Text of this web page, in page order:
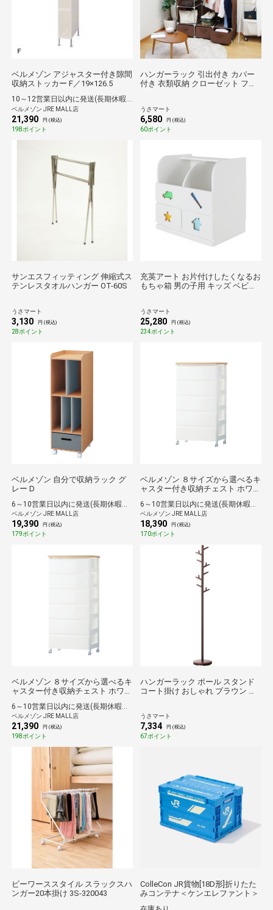
ベルメゾン アジャスター付き隙間
収納ストッカー F／19×126.5
10～12営業日以内に発送(長期休暇除く)
ベルメゾン JRE MALL店
21,390 円 (税込)
198ポイント
ハンガーラック 引出付き カバー
付き 衣類収納 クローゼット フク
うさマート
6,580 円 (税込)
60ポイント
サンエスフィッティング 伸縮式ス
テンレスタオルハンガー OT-60S
うさマート
3,130 円 (税込)
28ポイント
充英アート お片付けしたくなるお
もちゃ箱 男の子用 キッズ ベビー
うさマート
25,280 円 (税込)
234ポイント
ベルメゾン 自分で収納ラック グ
レー D
ベルメゾン JRE MALL店
19,390 円 (税込)
179ポイント
ベルメゾン ８サイズから選べるキ
ャスター付き収納チェスト ホワイ
ベルメゾン JRE MALL店
18,390 円 (税込)
170ポイント
ベルメゾン ８サイズから選べるキ
ャスター付き収納チェスト ホワイ
ベルメゾン JRE MALL店
21,390 円 (税込)
198ポイント
ハンガーラック ポール スタンド
コート掛け おしゃれ ブラウン 山
うさマート
7,334 円 (税込)
67ポイント
ビーワーススタイル スラックスハ
ンガー20本掛け 3S-320043
ColleCon JR貨物[18D形]折りたた
みコンテナ＜ケンエレファント＞